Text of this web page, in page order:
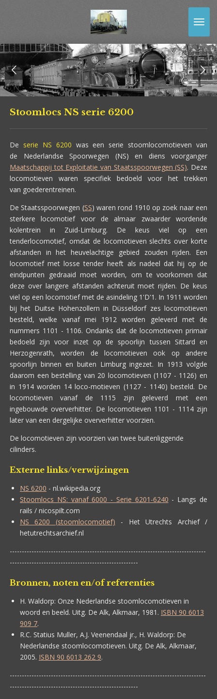
de
hoofdinhoud
Stoomlocs NS serie 6200
De serie NS 6200 was een serie stoomlocomotieven van
de Nederlandse Spoorwegen (NS) en diens voorganger
Maatschappij tot Exploitatie van Staatsspoorwegen (SS). Deze
locomotieven waren specifiek bedoeld voor het trekken
van goederentreinen.
De Staatsspoorwegen (SS) waren rond 1910 op zoek naar een
sterkere locomotief voor de almaar zwaarder wordende
kolentrein in Zuid-Limburg. De keus viel op een
tenderlocomotief, omdat de locomotieven slechts over korte
afstanden in het heuvelachtige gebied zouden rijden. Een
locomotief met losse tender heeft als nadeel dat hij op de
eindpunten gedraaid moet worden, om te voorkomen dat
deze over langere afstanden achteruit moet rijden. De keus
viel op een locomotief met de asindeling 1'D'1. In 1911 worden
bij het Duitse Hohenzollern in Düsseldorf zes locomotieven
besteld, welke vanaf mei 1912 worden geleverd met de
nummers 1101 - 1106. Ondanks dat de locomotieven primair
bedoeld zijn voor inzet op de spoorlijn tussen Sittard en
Herzogenrath, worden de locomotieven ook op andere
spoorlijn binnen en buiten Limburg ingezet. In 1913 volgde
daarom een bestelling van 20 locomotieven (1107 - 1126) en
in 1914 worden 14 loco-motieven (1127 - 1140) besteld. De
locomotieven vanaf de 1115 zijn geleverd met een
ingebouwde oververhitter. De locomotieven 1101 - 1114 zijn
later van een dergelijke oververhitter voorzien.
De locomotieven zijn voorzien van twee buitenliggende
cilinders.
Externe links/verwijzingen
NS 6200 - nl.wikipedia.org
Stoomlocs NS: vanaf 6000 - Serie 6201-6240 - Langs de
rails / nicospilt.com
NS 6200 (stoomlocomotief) - Het Utrechts Archief /
hetutrechtsarchief.nl
---------------------------------------------------------------------------------
-----------------------------------------------------
Bronnen, noten en/of referenties
H. Waldorp: Onze Nederlandse stoomlocomotieven in
woord en beeld. Uitg. De Alk, Alkmaar, 1981. ISBN 90 6013
909 7.
R.C. Statius Muller, A.J. Veenendaal jr., H. Waldorp: De
Nederlandse stoomlocomotieven. Uitg. De Alk, Alkmaar,
2005. ISBN 90 6013 262 9.
---------------------------------------------------------------------------------
-----------------------------------------------------